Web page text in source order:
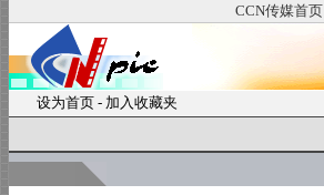
CCN传媒首页
设为首页 - 加入收藏夹